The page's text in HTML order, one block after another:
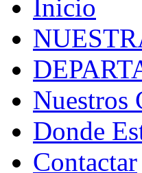
Inicio
Nuestros
Donde
Contactar